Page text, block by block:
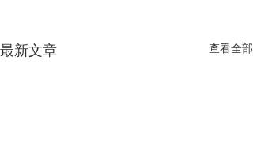
最新文章 查看全部